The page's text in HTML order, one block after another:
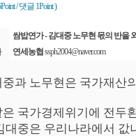
/ 댓글 1Point )
쌈밥연가 - 김대중 노무현 몫의 반을
연세농협 ssph2004@naver.com
중과 노무현은 국가재산
은 국가경제위기에 전두
대중은 우리나라에서 값